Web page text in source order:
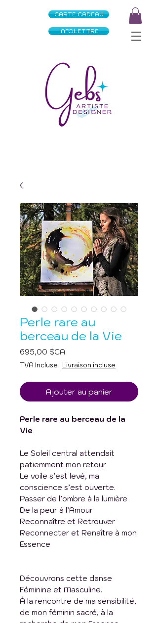
CARTE CADEAU
INFOLETTRE
Perle rare au
berceau de la Vie
695,00 $CA
TVA Incluse Livraison incluse
Ajouter au panier
Perle rare au berceau de la
Vie
Le Soleil central attendait
patiemment mon retour
Le voile s’est levé, ma
conscience s’est ouverte.
Passer de l’ombre à la lumière
De la peur à l’Amour
Reconnaître et Retrouver
Reconnecter et Renaître à mon
Essence
Découvrons cette danse
Féminine et Masculine.
À la rencontre de ma sensibilité,
de mon féminin sacré, à la